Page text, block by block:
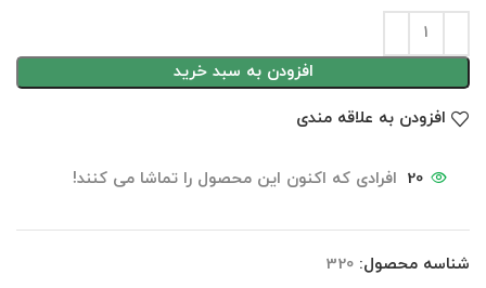
افزودن به سبد خرید
افزودن به علاقه مندی
20 افرادی که اکنون این محصول را تماشا می کنند!
شناسه محصول: 320